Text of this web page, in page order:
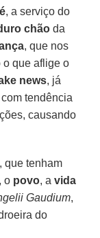
, a serviço do
chão da
, que nos
o que aflige o
news, já
tendência
causando
que tenham
, o povo, a vida
Gaudium,
do